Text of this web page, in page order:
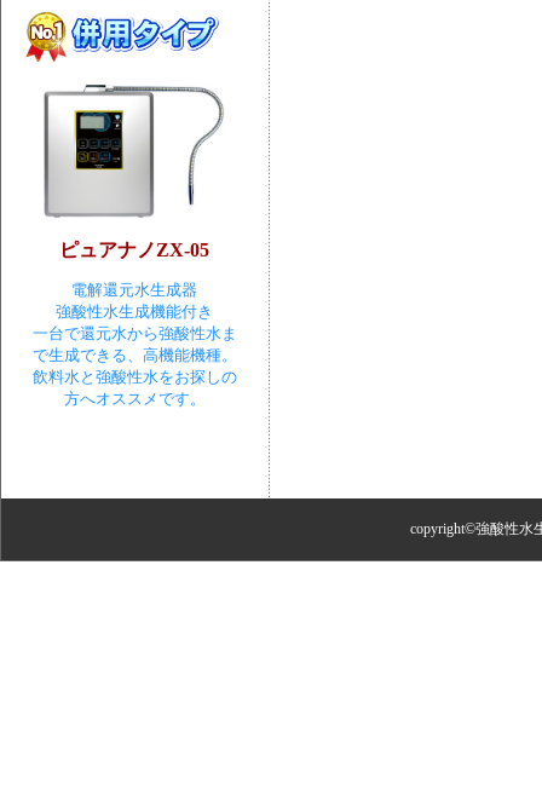
ピュアナノZX-05
電解還元水生成器
強酸性水生成機能付き
一台で還元水から強酸性水ま
で生成できる、高機能機種。
飲料水と強酸性水をお探しの
方へオススメです。
copyright©強酸性水